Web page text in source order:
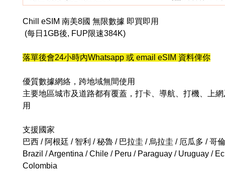
Chill eSIM 南美8國 無限數據 即買即用
(每日1GB後, FUP限速384K)
落單後會24小時內Whatsapp 或 email eSIM 資料俾你
優質數據網絡，跨地域無間使用
主要地區城市及道路都有覆蓋，打卡、導航、打機、上
用
支援國家
巴西 / 阿根廷 / 智利 / 秘魯 / 巴拉圭 / 烏拉圭 / 厄瓜多 / 哥
Brazil / Argentina / Chile / Peru / Paraguay / Uruguay /
Colombia